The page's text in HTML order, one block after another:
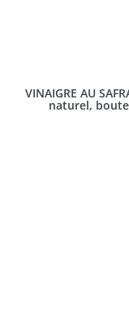
VINAIGRE AU
naturel,